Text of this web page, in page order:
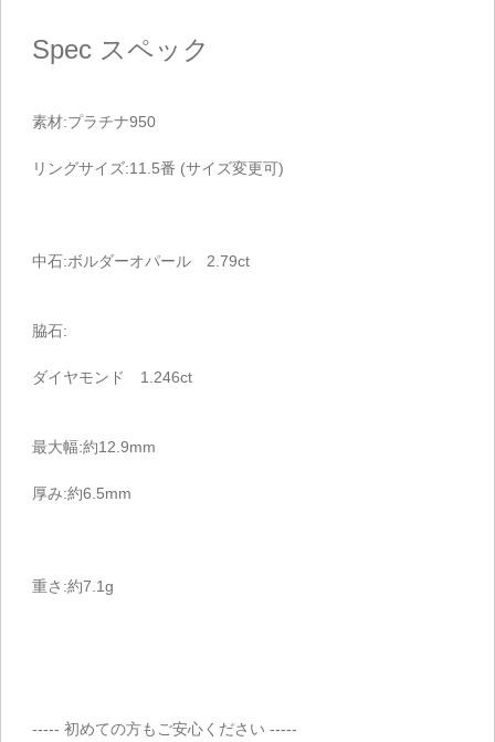
Spec スペック
素材:プラチナ950
リングサイズ:11.5番 (サイズ変更可)
中石:ボルダーオパール 2.79ct
脇石:
ダイヤモンド 1.246ct
最大幅:約12.9mm
厚み:約6.5mm
重さ:約7.1g
----- 初めての方もご安心ください -----